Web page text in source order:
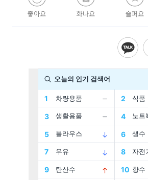
좋아요 화나요 슬퍼요